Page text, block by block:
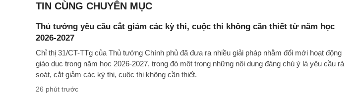
TIN CÙNG CHUYÊN MỤC
Thủ tướng yêu cầu cắt giảm các kỳ thi, cuộc thi không cần thiết từ năm học
2026-2027
Chỉ thị 31/CT-TTg của Thủ tướng Chính phủ đã đưa ra nhiều giải pháp nhằm đổi mới hoạt động
giáo dục trong năm học 2026-2027, trong đó một trong những nội dung đáng chú ý là yêu cầu rà
soát, cắt giảm các kỳ thi, cuộc thi không cần thiết.
26 phút trước